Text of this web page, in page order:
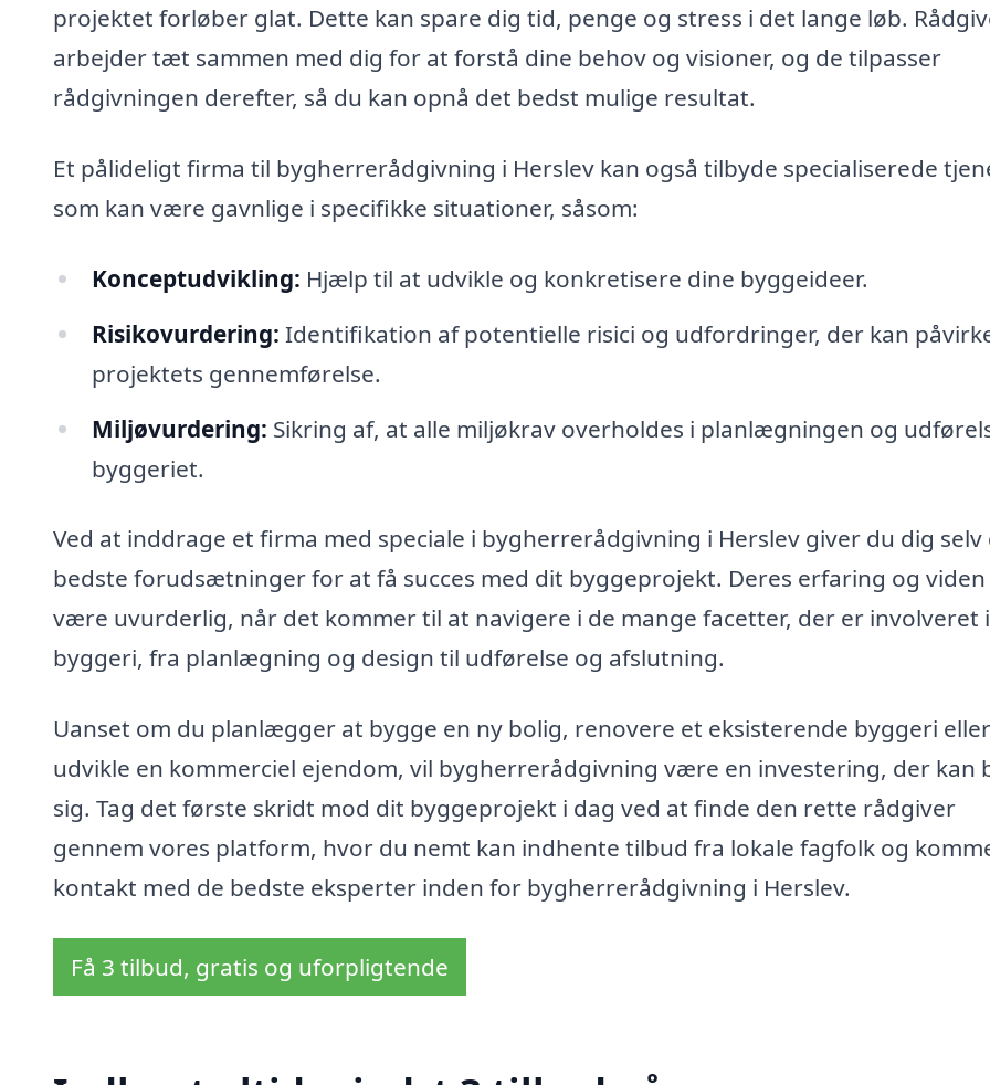
projektet forløber glat. Dette kan spare dig tid, penge og stress i det lange løb.
arbejder tæt sammen med dig for at forstå dine behov og visioner, og de tilpasser
rådgivningen derefter, så du kan opnå det bedst mulige resultat.
Et pålideligt firma til bygherrerådgivning i Herslev kan også tilbyde specialiserede
som kan være gavnlige i specifikke situationer, såsom:
Konceptudvikling: Hjælp til at udvikle og konkretisere dine byggeideer.
Risikovurdering: Identifikation af potentielle risici og udfordringer, der kan
projektets gennemførelse.
Miljøvurdering: Sikring af, at alle miljøkrav overholdes i planlægningen og
byggeriet.
Ved at inddrage et firma med speciale i bygherrerådgivning i Herslev giver du dig selv
bedste forudsætninger for at få succes med dit byggeprojekt. Deres erfaring og viden
være uvurderlig, når det kommer til at navigere i de mange facetter, der er involveret i
byggeri, fra planlægning og design til udførelse og afslutning.
Uanset om du planlægger at bygge en ny bolig, renovere et eksisterende byggeri eller
udvikle en kommerciel ejendom, vil bygherrerådgivning være en investering, der kan
sig. Tag det første skridt mod dit byggeprojekt i dag ved at finde den rette rådgiver
gennem vores platform, hvor du nemt kan indhente tilbud fra lokale fagfolk og
kontakt med de bedste eksperter inden for bygherrerådgivning i Herslev.
Få 3 tilbud, gratis og uforpligtende